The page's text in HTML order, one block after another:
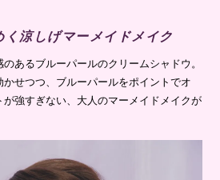
く涼しげマーメイドメイク
あるブルーパールのクリームシャドウ。
せつつ、ブルーパールをポイントでオ
強すぎない、大人のマーメイドメイクが